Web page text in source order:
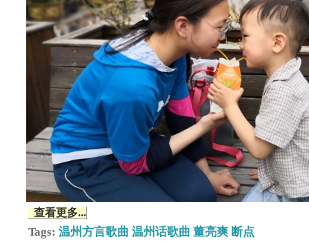
查看更多...
Tags: 温州方言歌曲 温州话歌曲 董亮爽 断点